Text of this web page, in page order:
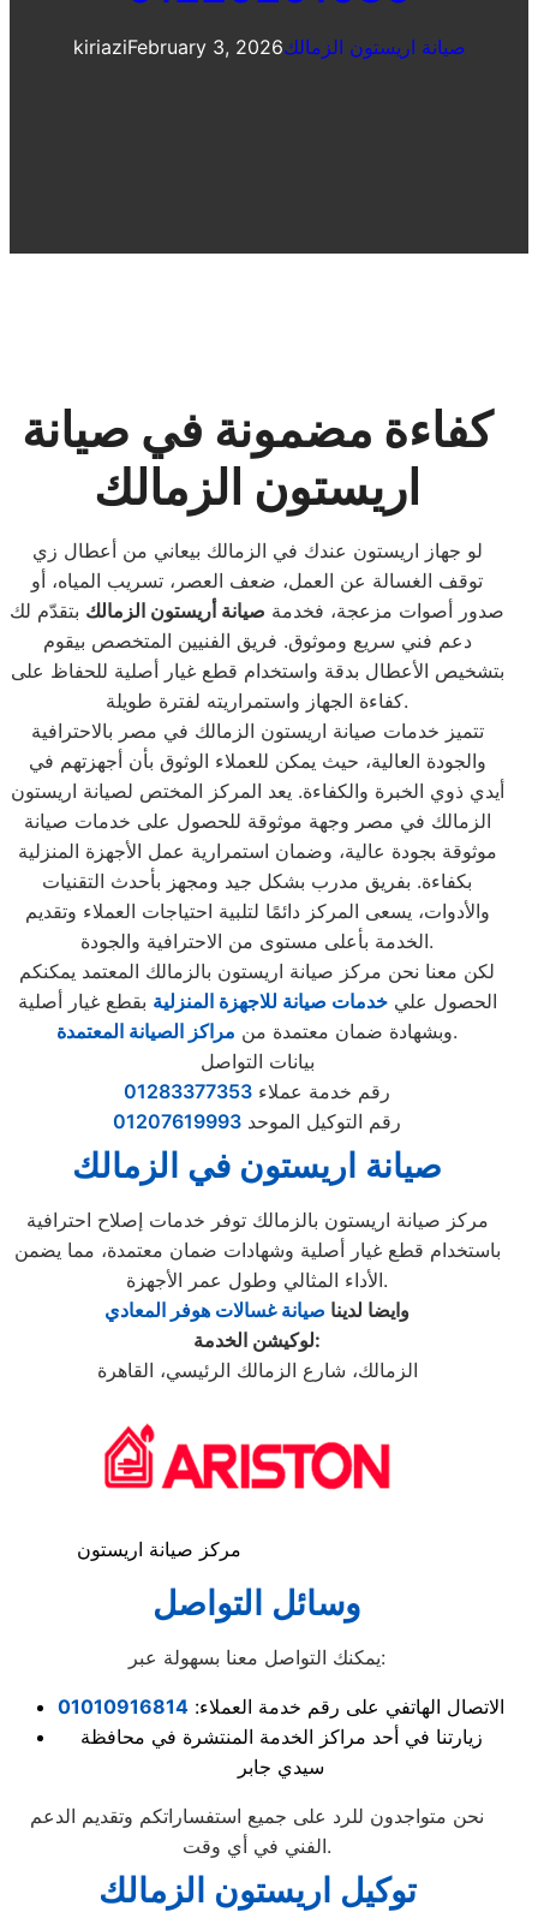
kiriaziFebruary 3, 2026صيانة اريستون الزمالك
كفاءة مضمونة في صيانة
اريستون الزمالك
لو جهاز اريستون عندك في الزمالك بيعاني من أعطال زي
توقف الغسالة عن العمل، ضعف العصر، تسريب المياه، أو
صدور أصوات مزعجة، فخدمة صيانة أريستون الزمالك بتقدّم لك
دعم فني سريع وموثوق. فريق الفنيين المتخصص بيقوم
بتشخيص الأعطال بدقة واستخدام قطع غيار أصلية للحفاظ على
كفاءة الجهاز واستمراريته لفترة طويلة.
تتميز خدمات صيانة اريستون الزمالك في مصر بالاحترافية
والجودة العالية، حيث يمكن للعملاء الوثوق بأن أجهزتهم في
أيدي ذوي الخبرة والكفاءة. يعد المركز المختص لصيانة اريستون
الزمالك في مصر وجهة موثوقة للحصول على خدمات صيانة
موثوقة بجودة عالية، وضمان استمرارية عمل الأجهزة المنزلية
بكفاءة. بفريق مدرب بشكل جيد ومجهز بأحدث التقنيات
والأدوات، يسعى المركز دائمًا لتلبية احتياجات العملاء وتقديم
الخدمة بأعلى مستوى من الاحترافية والجودة.
لكن معنا نحن مركز صيانة اريستون بالزمالك المعتمد يمكنكم
الحصول عليخدمات صيانة للاجهزة المنزلية بقطع غيار أصلية
وبشهادة ضمان معتمدة من مراكز الصيانة المعتمدة
.
بيانات التواصل
رقم خدمة عملاء 01283377353
رقم التوكيل الموحد 01207619993
صيانة اريستون في الزمالك
مركز صيانة اريستون بالزمالك توفر خدمات إصلاح احترافية
باستخدام قطع غيار أصلية وشهادات ضمان معتمدة، مما يضمن
الأداء المثالي وطول عمر الأجهزة.
وايضا لدينا صيانة غسالات هوفر المعادي
لوكيشن الخدمة:
الزمالك، شارع الزمالك الرئيسي، القاهرة
مركز صيانة اريستون
وسائل التواصل
يمكنك التواصل معنا بسهولة عبر:
الاتصال الهاتفي على رقم خدمة العملاء: 01010916814
زيارتنا في أحد مراكز الخدمة المنتشرة في محافظة
سيدي جابر
نحن متواجدون للرد على جميع استفساراتكم وتقديم الدعم
الفني في أي وقت.
توكيل اريستون الزمالك